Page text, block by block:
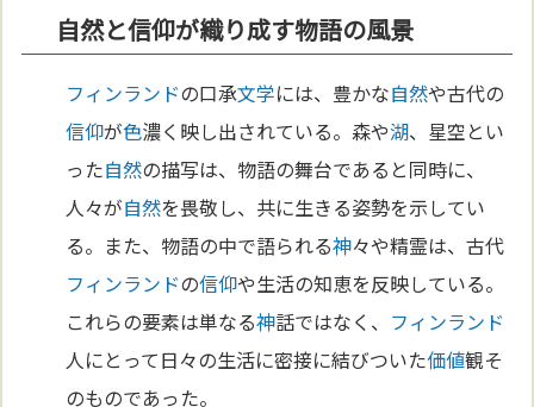
自然と信仰が織り成す物語の風景
フィンランドの口承文学には、豊かな自然や古代の
信仰が色濃く映し出されている。森や湖、星空とい
った自然の描写は、物語の舞台であると同時に、
人々が自然を畏敬し、共に生きる姿勢を示してい
る。また、物語の中で語られる神々や精霊は、古代
フィンランドの信仰や生活の知恵を反映している。
これらの要素は単なる神話ではなく、 フィンランド
人にとって日々の生活に密接に結びついた価値観そ
のものであった。